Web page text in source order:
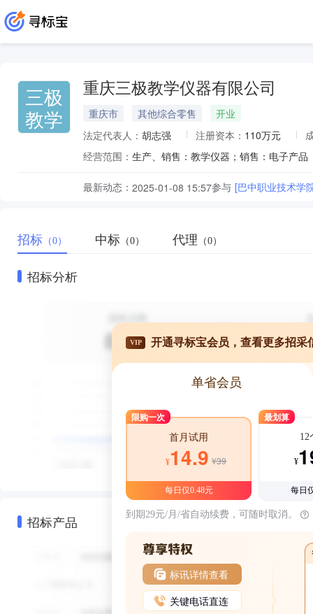
三极
教学
重庆三极教学仪器有限公司
重庆市 其他综合零售
开业
法定代表人： 胡志强 注册资本： 110万元
经营范围：
最新动态： 2025-01-08 15:57参与 [巴中职业技术学
招标 （0） 中标 （0） 代理 （0）
招标分析
招标产品
VIP 开通寻标宝会员，查看更多招采
单省会员
限购一次
首月试用
¥14.9 ¥39
每日仅0.48元
最划算
12
¥
每日
到期29元/月/省自动续费，可随时取消。
标讯详情查看
关键电话直连